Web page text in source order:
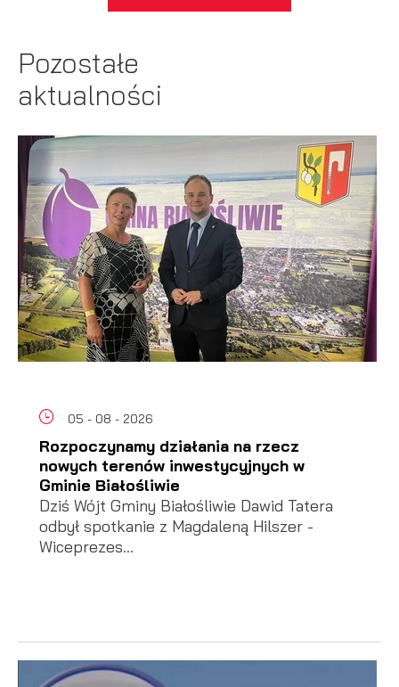
Pozostałe
aktualności
05 - 08 - 2026
Rozpoczynamy działania na rzecz
nowych terenów inwestycyjnych w
Gminie Białośliwie
Dziś Wójt Gminy Białośliwie Dawid Tatera
odbył spotkanie z Magdaleną Hilszer -
Wiceprezes...